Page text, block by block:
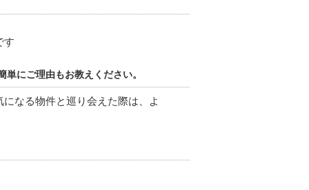
す
にご理由もお教えください。
なる物件と巡り会えた際は、よ